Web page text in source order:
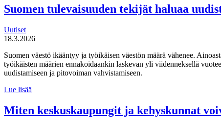
liikuntaneuvontapalvelun
kirjaamisen,
seurannan
Suomen tulevaisuuden tekijät haluaa
Uutiset
18.3.2026
Suomen väestö ikääntyy ja työikäisen väestön määrä vähenee.
työikäisten määrien ennakoidaankin laskevan yli viidenneksellä
uudistamiseen ja pitovoiman vahvistamiseen.
Lue lisää
tekijät haluaa
uudistaa
Miten keskuskaupungit ja kehyskunnat